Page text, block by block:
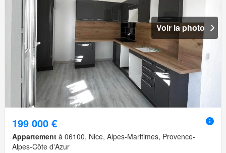
Voir la photo
199 000 €
Appartement à 06100, Nice, Alpes-Maritimes, Provence-
Alpes-Côte d'Azur